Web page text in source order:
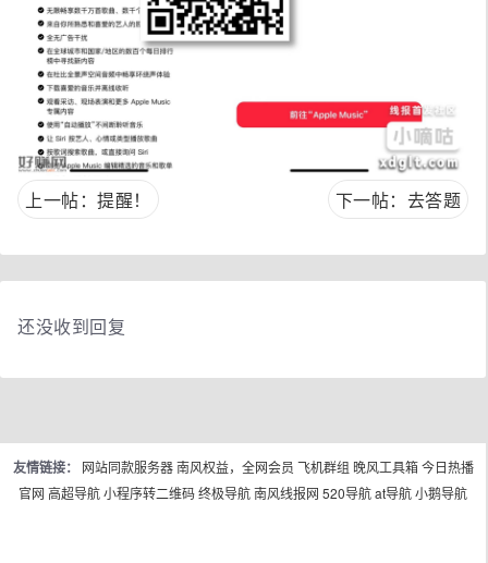
上一帖：提醒！ 下一帖：去答题
还没收到回复
友情链接： 网站同款服务器 南风权益，全网会员 飞机群组 晚风工具箱 今日热播
官网 高超导航小程序转二维码终极导航南风线报网 520导航at导航小鹅导航